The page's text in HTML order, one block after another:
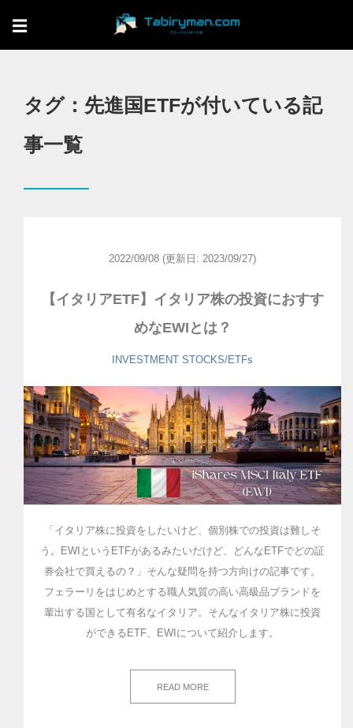
☰
タグ：先進国ETFが付いている記
事一覧
2022/09/08 (更新日: 2023/09/27)
【イタリアETF】イタリア株の投資におすす
めなEWIとは？
INVESTMENT STOCKS/ETFs
「イタリア株に投資をしたいけど、個別株での投資は難しそ
う。EWIというETFがあるみたいだけど、どんなETFでどの証
券会社で買えるの？」そんな疑問を持つ方向けの記事です。
フェラーリをはじめとする職人気質の高い高級品ブランドを
輩出する国として有名なイタリア。そんなイタリア株に投資
ができるETF、EWIについて紹介します。
READ MORE